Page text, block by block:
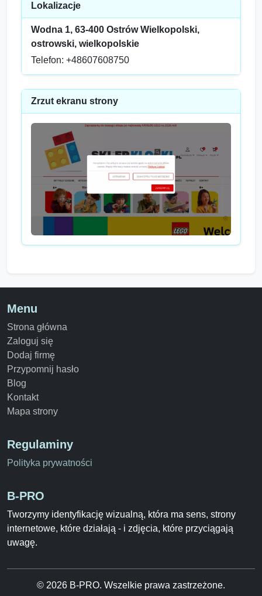
Lokalizacje
Wodna 1, 63-400 Ostrów Wielkopolski,
ostrowski, wielkopolskie
Telefon: +48607608750
Zrzut ekranu strony
Menu
Strona główna
Zaloguj się
Dodaj firmę
Przypomnij hasło
Blog
Kontakt
Mapa strony
Regulaminy
Polityka prywatności
B-PRO
Tworzymy identyfikację wizualną, która ma sens, strony
internetowe, które działają - i zdjęcia, które przyciągają
uwagę.
© 2026 B-PRO. Wszelkie prawa zastrzeżone.